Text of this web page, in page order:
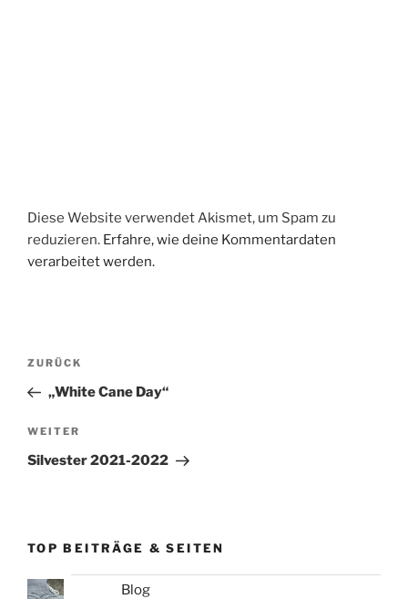
Diese Website verwendet Akismet, um Spam zu
reduzieren. Erfahre, wie deine Kommentardaten
verarbeitet werden.
Beitragsnavigation
Vorheriger
Beitrag
ZURÜCK
„White Cane Day“
Nächster
Beitrag
WEITER
Silvester 2021-2022
TOP BEITRÄGE & SEITEN
Blog